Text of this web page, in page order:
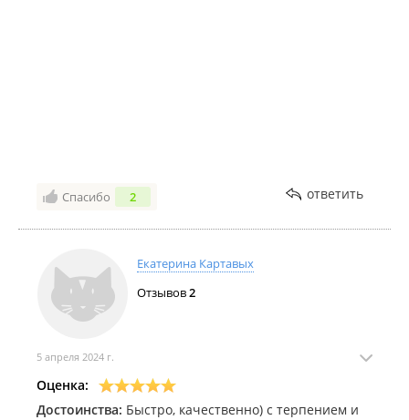
Спасибо 2 ответить
Екатерина Картавых
Отзывов2
5 апреля 2024 г.
Оценка:
Достоинства: Быстро, качественно) с терпением и